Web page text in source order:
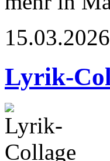
Lyrik-